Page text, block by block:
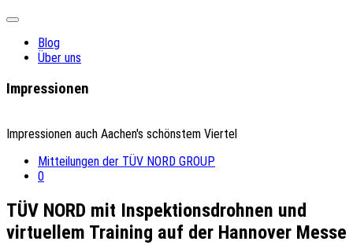
Expand
Blog
Über uns
Impressionen
Impressionen auch Aachen's schönstem Viertel
Mitteilungen der TÜV NORD GROUP
0
TÜV NORD mit Inspektionsdrohnen und
virtuellem Training auf der Hannover Messe